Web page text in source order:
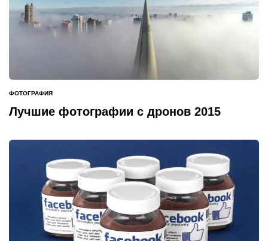
ОПУБЛИКОВАНО
В
ФОТОГРАФИЯ
Лучшие фотографии с дронов 2015